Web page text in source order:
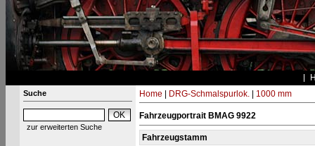
Suche
zur erweiterten Suche
Home DRG-Schmalspurlok.| 1000 mm
Fahrzeugportrait BMAG 9922
Fahrzeugstamm